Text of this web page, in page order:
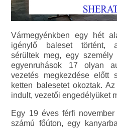
Vármegyénkben egy hét
igénylő baleset történt,
sérültek meg, egy
egyenruhások 17 olyan
vezetés megkezdése előtt
ketten balesetet okoztak.
indult, vezetői engedélyüket
Egy 19 éves férfi
számú főúton, egy